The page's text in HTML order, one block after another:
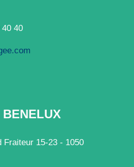
40
Fraiteur 15-23 - 1050